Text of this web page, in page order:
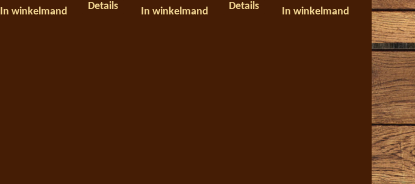
In winkelmand
Details
In winkelmand
Details
In winkelmand